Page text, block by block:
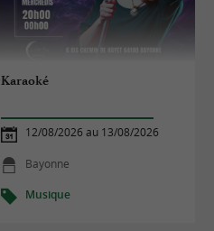
Karaoké
12/08/2026 au 13/08/2026
Bayonne
Musique